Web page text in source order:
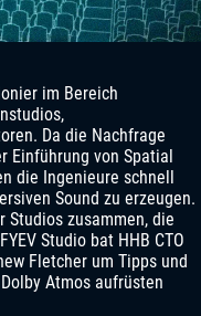
im Bereich
Da die Nachfrage
Einführung von Spatial
die Ingenieure schnell
Sound zu erzeugen.
zusammen, die
Studio bat HHB CTO
Fletcher um Tipps und
Atmos aufrüsten